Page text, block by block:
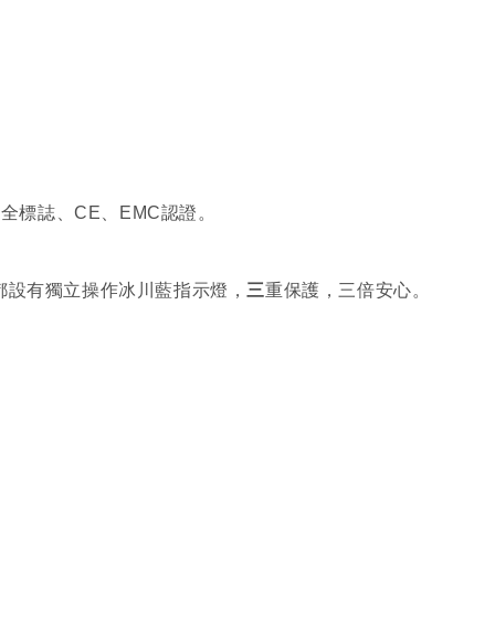
標誌、CE、EMC認證。
有獨立操作冰川藍指示燈， 三重保護，三倍安心。